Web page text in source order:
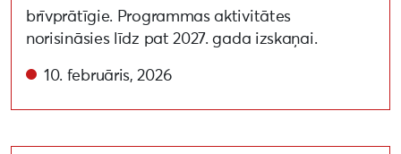
brīvprātīgie. Programmas aktivitātes
norisināsies līdz pat 2027. gada izskaņai.
10. februāris, 2026